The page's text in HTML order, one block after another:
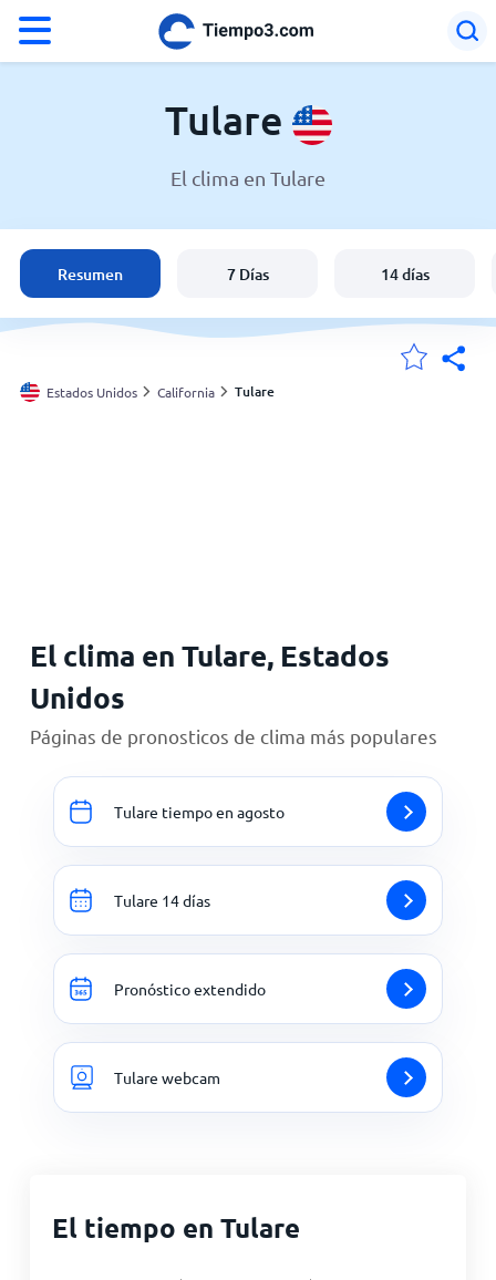
Estados Unidos
España
Argentina
Tulare
El clima en Tulare
Resumen 7 Días 14 días
Estados Unidos California Tulare
El clima en Tulare, Estados
Unidos
Páginas de pronosticos de clima más populares
Tulare tiempo en agosto
Tulare 14 días
Pronóstico extendido
Tulare webcam
El tiempo en Tulare